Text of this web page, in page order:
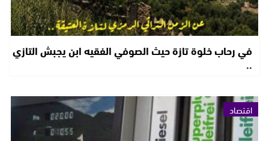
في رحاب خلوة تازة حيث الصوفي الفقيه ابن يجبش التازي
..
اقتصاد